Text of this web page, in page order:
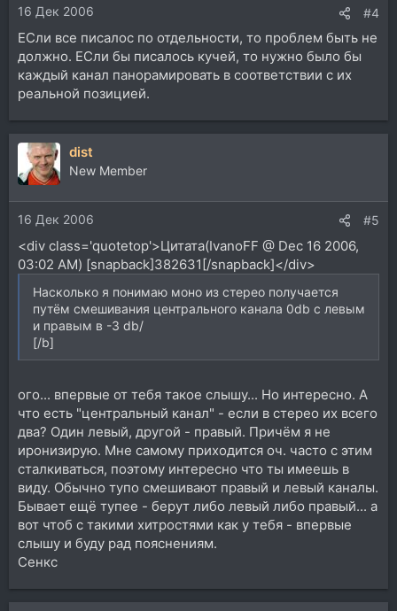
16 Дек 2006 #4
ЕСли все писалос по отдельности, то проблем быть не
должно. ЕСли бы писалось кучей, то нужно было бы
каждый канал панорамировать в соответствии с их
реальной позицией.
dist
New Member
16 Дек 2006 #5
<div class='quotetop'>Цитата(IvanoFF @ Dec 16 2006,
03:02 AM) [snapback]382631[/snapback]</div>
Насколько я понимаю моно из стерео получается
путём смешивания центрального канала 0db с левым
и правым в -3 db/
[/b]
ого... впервые от тебя такое слышу... Но интересно. А
что есть "центральный канал" - если в стерео их всего
два? Один левый, другой - правый. Причём я не
иронизирую. Мне самому приходится оч. часто с этим
сталкиваться, поэтому интересно что ты имеешь в
виду. Обычно тупо смешивают правый и левый каналы.
Бывает ещё тупее - берут либо левый либо правый... а
вот чтоб с такими хитростями как у тебя - впервые
слышу и буду рад пояснениям.
Сенкс